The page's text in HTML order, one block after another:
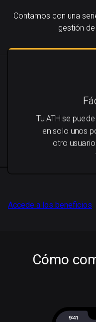
Contamos con una
gestión
Tu ATH se
en solo unos
otro
Accede a los beneficios
Cómo